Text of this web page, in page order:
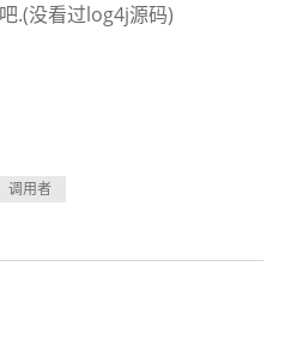
.(没看过log4j源码)
调用者